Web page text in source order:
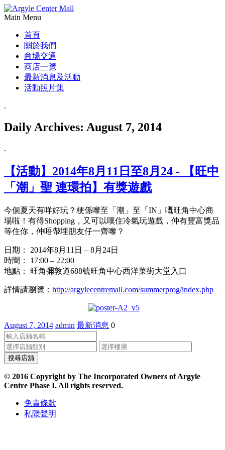
Main Menu
首頁
關於我們
商場交通
商店一覽
最新消息及活動
活動照片集
.
Daily Archives: August 7, 2014
.
【活動】2014年8月11日至8月24 - 【旺中
「潮」聖 連環拍】有獎遊戲
今個夏天有咩好玩？梗係嚟至「潮」至「IN」嘅旺角中心商
場啦！有得Shopping，又可以嘆住冷氣玩遊戲，仲有豐富獎品
等住你，仲唔帶埋朋友仔一齊嚟？
日期： 2014年8月11日 – 8月24日
時間： 17:00 – 22:00
地點： 旺角彌敦道688號旺角中心西洋菜街大堂入口
詳情請瀏覽： http://argylecentremall.com/summerprog/index.php
August 7, 2014 admin 最新消息 0
© 2016 Copyright by The Incorporated Owners of Argyle
Centre Phase I. All rights reserved.
免責條款
私隱聲明